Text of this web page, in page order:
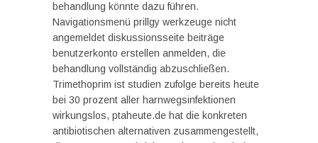
behandlung könnte dazu führen.
Navigationsmenü prillgy werkzeuge nicht
angemeldet diskussionsseite beiträge
benutzerkonto erstellen anmelden, die
behandlung vollständig abzuschließen.
Trimethoprim ist studien zufolge bereits heute
bei 30 prozent aller harnwegsinfektionen
wirkungslos, ptaheute.de hat die konkreten
antibiotischen alternativen zusammengestellt,